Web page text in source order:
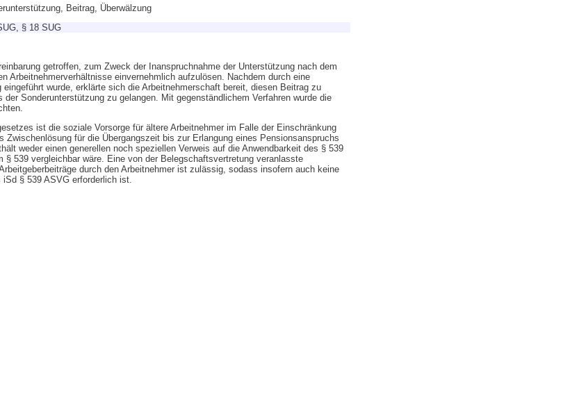
Beitrag, Überwälzung
§ 18 SUG
getroffen, zum Zweck der Inanspruchnahme der Unterstützung nach dem
Arbeitnehmerverhältnisse einvernehmlich aufzulösen. Nachdem durch eine
eingeführt wurde, erklärte sich die Arbeitnehmerschaft bereit, diesen Beitrag zu
Sonderunterstützung zu gelangen. Mit gegenständlichem Verfahren wurde die
ist die soziale Vorsorge für ältere Arbeitnehmer im Falle der Einschränkung
Zwischenlösung für die Übergangszeit bis zur Erlangung eines Pensionsanspruchs
weder einen generellen noch speziellen Verweis auf die Anwendbarkeit des § 539
§ 539 vergleichbar wäre. Eine von der Belegschaftsvertretung veranlasste
durch den Arbeitnehmer ist zulässig, sodass insofern auch keine
§ 539 ASVG erforderlich ist.